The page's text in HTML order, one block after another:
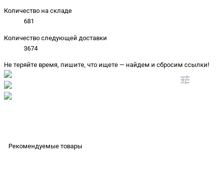
Количество на складе
681
Количество следующей доставки
3674
Не теряйте время, пишите, что ищете — найдем и сбросим ссылки!
Рекомендуемые товары